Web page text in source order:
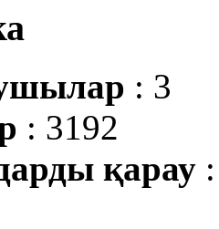
: 3
: 3192
қарау